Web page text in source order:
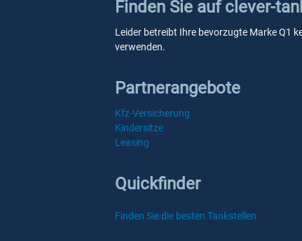
Finden Sie auf clever-
Leider betreibt Ihre bevorzugte Marke Q1
verwenden.
Partnerangebote
Kfz-Versicherung
Kindersitze
Leasing
Quickfinder
Finden Sie die besten Tankstellen